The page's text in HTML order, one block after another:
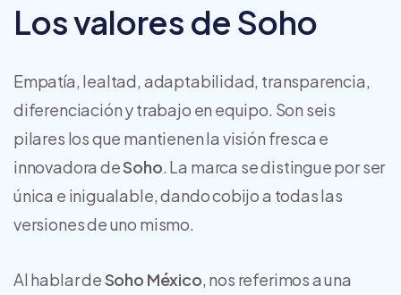
Los valores de Soho
Empatía, lealtad, adaptabilidad, transparencia,
diferenciación y trabajo en equipo. Son seis
pilares los que mantienen la visión fresca e
innovadora deSoho. La marca se distingue por ser
única e inigualable, dando cobijo a todas las
versiones de uno mismo.
Al hablar deSoho México, nos referimos a una